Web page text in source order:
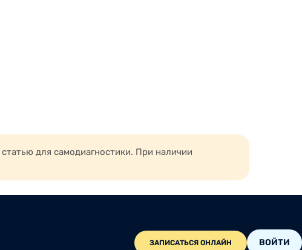
для самодиагностики. При наличии
ЗАПИСАТЬСЯ ОНЛАЙН ВОЙТИ